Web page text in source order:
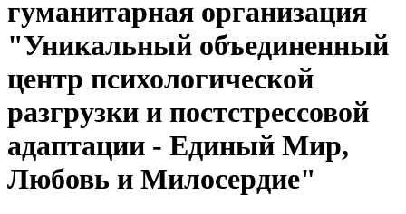
гуманитарная организация
"Уникальный объединенный
центр психологической
разгрузки и постстрессовой
адаптации - Единый Мир,
Любовь и Милосердие"